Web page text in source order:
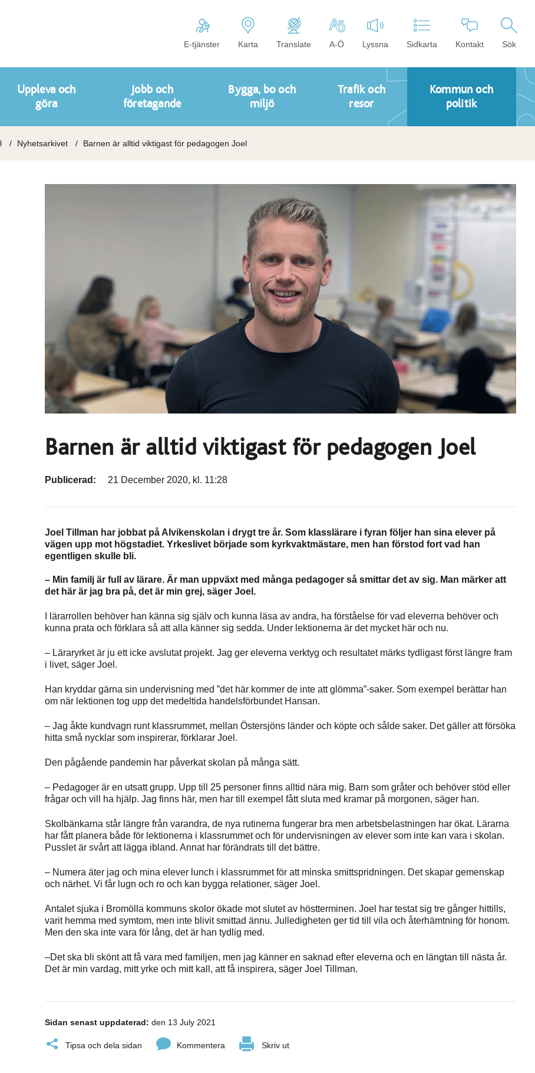
E-tjänster Karta Translate A-Ö Lyssna Sidkarta Kontakt Sök
Uppleva och
göra
Jobb och
företagande
Bygga, bo och
miljö
Trafik och
resor
Kommun och
politik
Nyhetsarkivet Barnen är alltid viktigast för pedagogen Joel
Barnen är alltid viktigast för pedagogen Joel
Publicerad: 21 December 2020, kl. 11:28
Joel Tillman har jobbat på Alvikenskolan i drygt tre år. Som klasslärare i fyran följer han sina elever på
vägen upp mot högstadiet. Yrkeslivet började som kyrkvaktmästare, men han förstod fort vad han
egentligen skulle bli.
– Min familj är full av lärare. Är man uppväxt med många pedagoger så smittar det av sig. Man märker att
det här är jag bra på, det är min grej, säger Joel.
I lärarrollen behöver han känna sig själv och kunna läsa av andra, ha förståelse för vad eleverna behöver och
kunna prata och förklara så att alla känner sig sedda. Under lektionerna är det mycket här och nu.
– Läraryrket är ju ett icke avslutat projekt. Jag ger eleverna verktyg och resultatet märks tydligast först längre fram
i livet, säger Joel.
Han kryddar gärna sin undervisning med ”det här kommer de inte att glömma”-saker. Som exempel berättar han
om när lektionen tog upp det medeltida handelsförbundet Hansan.
– Jag åkte kundvagn runt klassrummet, mellan Östersjöns länder och köpte och sålde saker. Det gäller att försöka
hitta små nycklar som inspirerar, förklarar Joel.
Den pågående pandemin har påverkat skolan på många sätt.
– Pedagoger är en utsatt grupp. Upp till 25 personer finns alltid nära mig. Barn som gråter och behöver stöd eller
frågar och vill ha hjälp. Jag finns här, men har till exempel fått sluta med kramar på morgonen, säger han.
Skolbänkarna står längre från varandra, de nya rutinerna fungerar bra men arbetsbelastningen har ökat. Lärarna
har fått planera både för lektionerna i klassrummet och för undervisningen av elever som inte kan vara i skolan.
Pusslet är svårt att lägga ibland. Annat har förändrats till det bättre.
– Numera äter jag och mina elever lunch i klassrummet för att minska smittspridningen. Det skapar gemenskap
och närhet. Vi får lugn och ro och kan bygga relationer, säger Joel.
Antalet sjuka i Bromölla kommuns skolor ökade mot slutet av höstterminen. Joel har testat sig tre gånger hittills,
varit hemma med symtom, men inte blivit smittad ännu. Julledigheten ger tid till vila och återhämtning för honom.
Men den ska inte vara för lång, det är han tydlig med.
–Det ska bli skönt att få vara med familjen, men jag känner en saknad efter eleverna och en längtan till nästa år.
Det är min vardag, mitt yrke och mitt kall, att få inspirera, säger Joel Tillman.
Sidan senast uppdaterad: den 13 July 2021
Tipsa och dela sidan Kommentera Skriv ut